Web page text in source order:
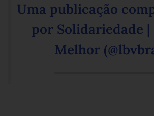
Uma publicação
por Solidariedade
Melhor